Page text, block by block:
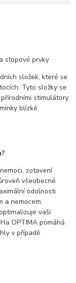
stopové prvky.
složek, které se
Tyto složky se
stimulátory
blízké
zotavení
všeobecné
odolnosti
a nemocem.
vaši
OPTIMA pomáhá
v případě